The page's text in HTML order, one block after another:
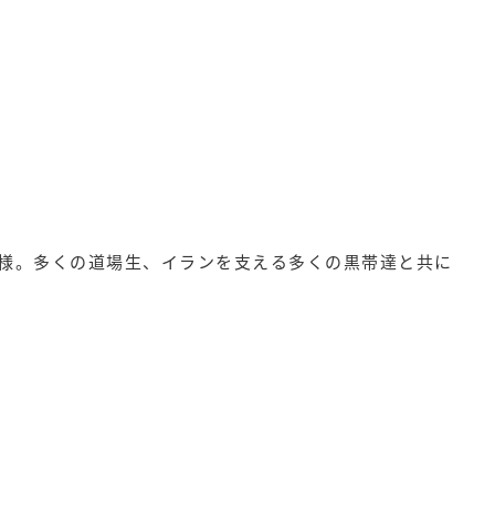
。多くの道場生、イランを支える多くの黒帯達と共に